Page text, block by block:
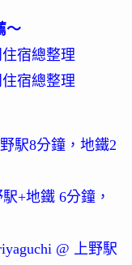
～
宿總整理
宿總整理
駅8分鐘，地鐵2
+地鐵 6分鐘，
@ 上野駅